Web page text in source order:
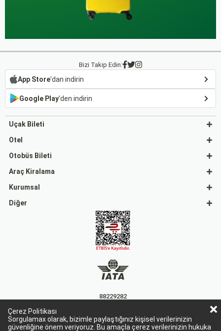
Çerez Politikası
Sorgulamax olarak, bizimle paylaştığınız kişisel verilerinizin
güvenliğine önem veriyoruz. Bu amaçla çerez verilerinizin hukuka
Bizi Takip Edin:
App Store'dan indirin
Google Play'den indirin
Uçak Bileti
Otel
Otobüs Bileti
Araç Kiralama
Kurumsal
Diğer
88229282
15863